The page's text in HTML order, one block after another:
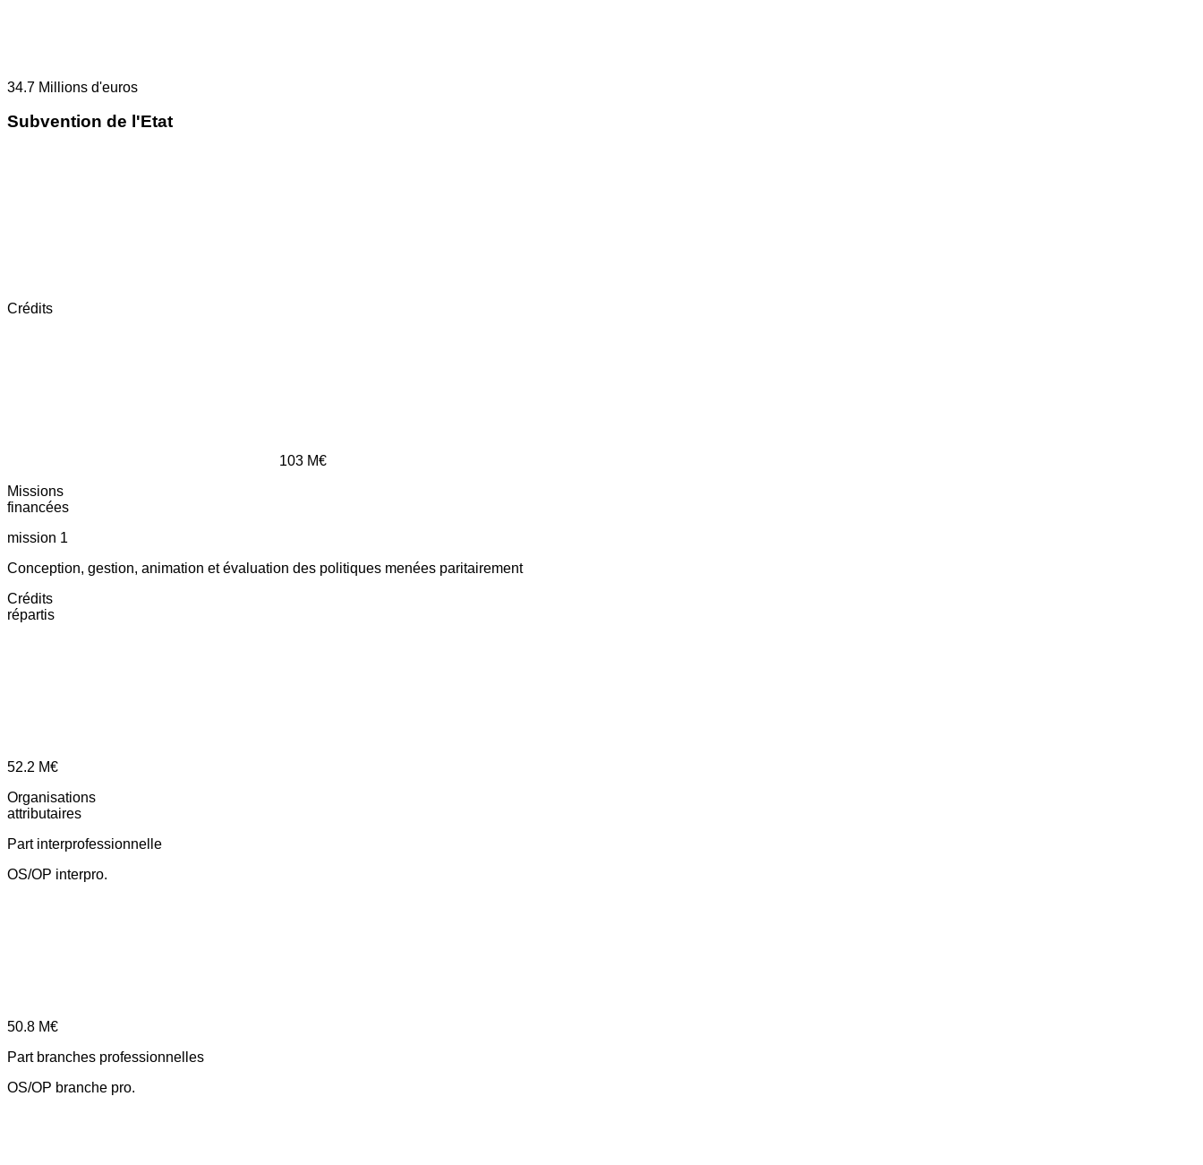
34.7 Millions d'euros
Subvention de l'Etat
Crédits
103 M€
Missions
financées
mission 1
Conception, gestion, animation et évaluation des politiques menées paritairement
Crédits
répartis
52.2 M€
Organisations
attributaires
Part interprofessionnelle
OS/OP interpro.
50.8 M€
Part branches professionnelles
OS/OP branche pro.